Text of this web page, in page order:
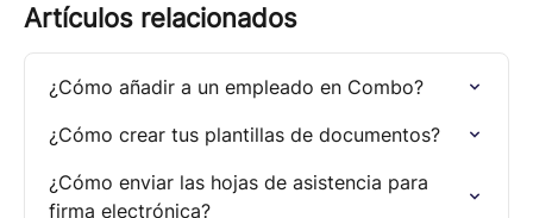
Artículos relacionados
¿Cómo añadir a un empleado en Combo?
¿Cómo crear tus plantillas de documentos?
¿Cómo enviar las hojas de asistencia para
firma electrónica?